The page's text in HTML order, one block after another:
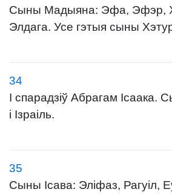
Сыны Мадыяна: Эфа, Эфэр,
Элдага. Усе гэтыя сыны
34
І спарадзіў Абрагам Ісаака.
і Ізраіль.
35
Сыны Ісава: Эліфаз, Рагуіл,